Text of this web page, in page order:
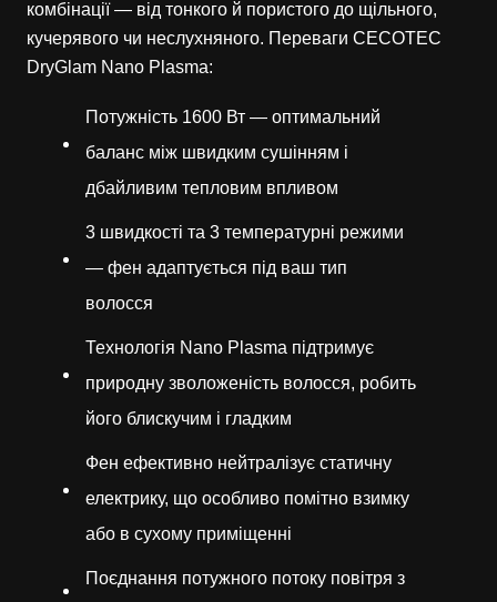
комбінації — від тонкого й пористого до щільного,
кучерявого чи неслухняного. Переваги CECOTEC
DryGlam Nano Plasma:
Потужність 1600 Вт — оптимальний
баланс між швидким сушінням і
дбайливим тепловим впливом
3 швидкості та 3 температурні режими
— фен адаптується під ваш тип
волосся
Технологія Nano Plasma підтримує
природну зволоженість волосся, робить
його блискучим і гладким
Фен ефективно нейтралізує статичну
електрику, що особливо помітно взимку
або в сухому приміщенні
Поєднання потужного потоку повітря з